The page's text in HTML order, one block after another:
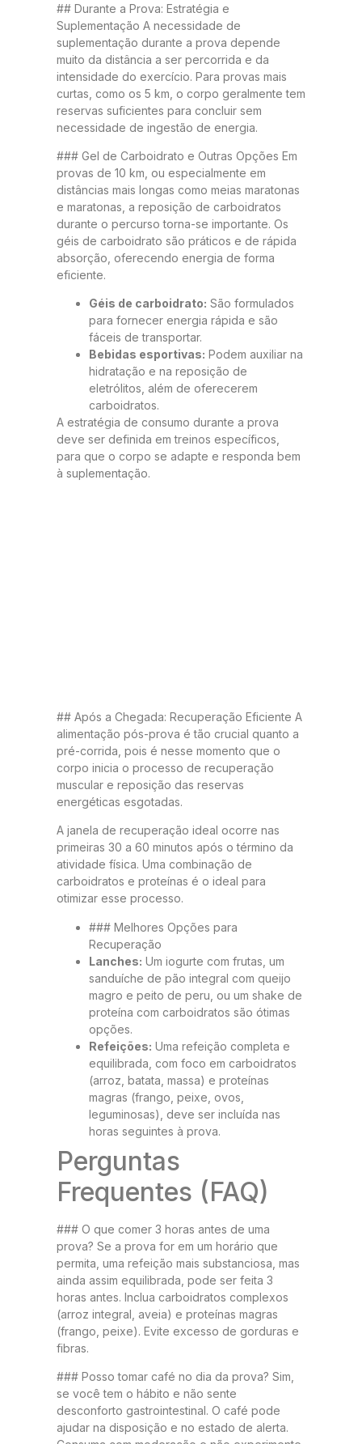
## Durante a Prova: Estratégia e
Suplementação A necessidade de
suplementação durante a prova depende
muito da distância a ser percorrida e da
intensidade do exercício. Para provas mais
curtas, como os 5 km, o corpo geralmente tem
reservas suficientes para concluir sem
necessidade de ingestão de energia.
### Gel de Carboidrato e Outras Opções Em
provas de 10 km, ou especialmente em
distâncias mais longas como meias maratonas
e maratonas, a reposição de carboidratos
durante o percurso torna-se importante. Os
géis de carboidrato são práticos e de rápida
absorção, oferecendo energia de forma
eficiente.
Géis de carboidrato: São formulados
para fornecer energia rápida e são
fáceis de transportar.
Bebidas esportivas: Podem auxiliar na
hidratação e na reposição de
eletrólitos, além de oferecerem
carboidratos.
A estratégia de consumo durante a prova
deve ser definida em treinos específicos,
para que o corpo se adapte e responda bem
à suplementação.
## Após a Chegada: Recuperação Eficiente A
alimentação pós-prova é tão crucial quanto a
pré-corrida, pois é nesse momento que o
corpo inicia o processo de recuperação
muscular e reposição das reservas
energéticas esgotadas.
A janela de recuperação ideal ocorre nas
primeiras 30 a 60 minutos após o término da
atividade física. Uma combinação de
carboidratos e proteínas é o ideal para
otimizar esse processo.
### Melhores Opções para
Recuperação
Lanches: Um iogurte com frutas, um
sanduíche de pão integral com queijo
magro e peito de peru, ou um shake de
proteína com carboidratos são ótimas
opções.
Refeições: Uma refeição completa e
equilibrada, com foco em carboidratos
(arroz, batata, massa) e proteínas
magras (frango, peixe, ovos,
leguminosas), deve ser incluída nas
horas seguintes à prova.
Perguntas
Frequentes (FAQ)
### O que comer 3 horas antes de uma
prova? Se a prova for em um horário que
permita, uma refeição mais substanciosa, mas
ainda assim equilibrada, pode ser feita 3
horas antes. Inclua carboidratos complexos
(arroz integral, aveia) e proteínas magras
(frango, peixe). Evite excesso de gorduras e
fibras.
### Posso tomar café no dia da prova? Sim,
se você tem o hábito e não sente
desconforto gastrointestinal. O café pode
ajudar na disposição e no estado de alerta.